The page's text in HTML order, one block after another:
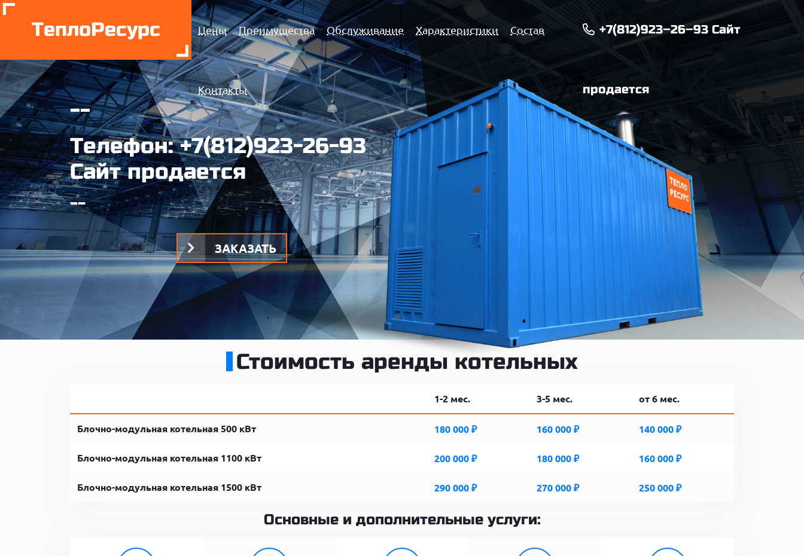
ТеплоРесурс Цены Преимущества Обслуживание Характеристики Состав
Контакты
+7(812)923–26–93 Сайт
продается
--
Телефон:+7(812)923-26-93
Сайт продается
--
ЗАКАЗАТЬ
Стоимость аренды котельных
1-2 мес. 3-5 мес. от 6 мес.
Блочно-модульная котельная 500 кВт 180 000 ₽ 160 000 ₽ 140 000 ₽
Блочно-модульная котельная 1100 кВт 200 000 ₽ 180 000 ₽ 160 000 ₽
Блочно-модульная котельная 1500 кВт 290 000 ₽ 270 000 ₽ 250 000 ₽
Основные и дополнительные услуги: